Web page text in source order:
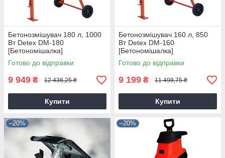
Бетонозмішувач 180 л, 1000
Вт Detex DM-180
[Бетономішалка]
Готово до відправки
9 949 ₴ 12 436,25 ₴
Купити
Бетонозмішувач 160 л, 850
Вт Detex DM-160
[Бетономішалка]
Готово до відправки
9 199 ₴ 11 498,75 ₴
Купити
–20% –20%